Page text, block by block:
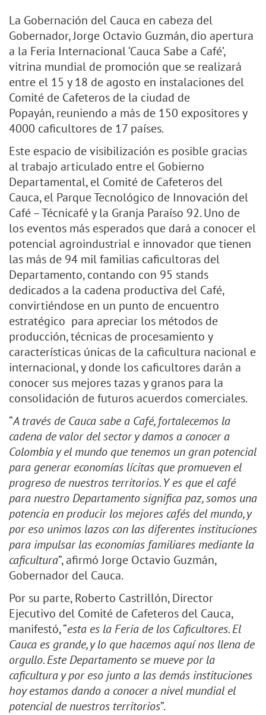
La Gobernación del Cauca en cabeza del
Gobernador, Jorge Octavio Guzmán, dio apertura
a la Feria Internacional ‘Cauca Sabe a Café’,
vitrina mundial de promoción que se realizará
entre el 15 y 18 de agosto en instalaciones del
Comité de Cafeteros de la ciudad de
Popayán, reuniendo a más de 150 expositores y
4000 caficultores de 17 países.
Este espacio de visibilización es posible gracias
al trabajo articulado entre el Gobierno
Departamental, el Comité de Cafeteros del
Cauca, el Parque Tecnológico de Innovación del
Café – Técnicafé y la Granja Paraíso 92. Uno de
los eventos más esperados que dará a conocer el
potencial agroindustrial e innovador que tienen
las más de 94 mil familias caficultoras del
Departamento, contando con 95 stands
dedicados a la cadena productiva del Café,
convirtiéndose en un punto de encuentro
estratégico para apreciar los métodos de
producción, técnicas de procesamiento y
características únicas de la caficultura nacional e
internacional, y donde los caficultores darán a
conocer sus mejores tazas y granos para la
consolidación de futuros acuerdos comerciales.
“A través de Cauca sabe a Café, fortalecemos la
cadena de valor del sector y damos a conocer a
Colombia y el mundo que tenemos un gran potencial
para generar economías lícitas que promueven el
progreso de nuestros territorios. Y es que el café
para nuestro Departamento significa paz, somos una
potencia en producir los mejores cafés del mundo, y
por eso unimos lazos con las diferentes instituciones
para impulsar las economías familiares mediante la
caficultura”, afirmó Jorge Octavio Guzmán,
Gobernador del Cauca.
Por su parte, Roberto Castrillón, Director
Ejecutivo del Comité de Cafeteros del Cauca,
manifestó, “esta es la Feria de los Caficultores. El
Cauca es grande, y lo que hacemos aquí nos llena de
orgullo. Este Departamento se mueve por la
caficultura y por eso junto a las demás instituciones
hoy estamos dando a conocer a nivel mundial el
potencial de nuestros territorios”.